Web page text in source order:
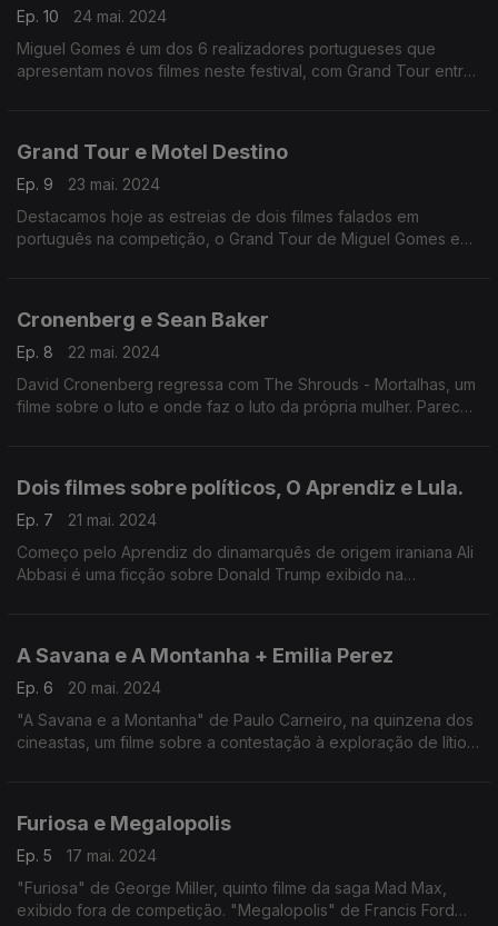
Ep. 10
24 mai. 2024
Miguel Gomes é um dos 6 realizadores portugueses que
apresentam novos filmes neste festival, com Grand Tour entre
Grand Tour e Motel Destino
Ep. 9
23 mai. 2024
Destacamos hoje as estreias de dois filmes falados em
português na competição, o Grand Tour de Miguel Gomes e
Cronenberg e Sean Baker
Ep. 8
22 mai. 2024
David Cronenberg regressa com The Shrouds - Mortalhas, um
filme sobre o luto e onde faz o luto da própria mulher. Parece
Dois filmes sobre políticos, O Aprendiz e Lula.
Ep. 7
21 mai. 2024
Começo pelo Aprendiz do dinamarquês de origem iraniana Ali
Abbasi é uma ficção sobre Donald Trump exibido na
A Savana e A Montanha + Emilia Perez
Ep. 6
20 mai. 2024
"A Savana e a Montanha" de Paulo Carneiro, na quinzena dos
cineastas, um filme sobre a contestação à exploração de lítio
Furiosa e Megalopolis
Ep. 5
17 mai. 2024
"Furiosa" de George Miller, quinto filme da saga Mad Max,
exibido fora de competição. "Megalopolis" de Francis Ford